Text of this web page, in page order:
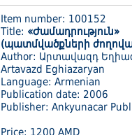
Item number: 100152
Title: «Ժամադրություն»
(պատմվածքների
Author: Արտավազդ
Artavazd Eghiazaryan
Language: Armenian
Publication date: 2006
Publisher: Ankyunacar
Price: 1200 AMD